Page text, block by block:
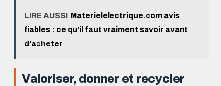
LIRE AUSSI Materielelectrique.com avis
fiables : ce qu’il faut vraiment savoir avant
d’acheter
Valoriser, donner et recycler